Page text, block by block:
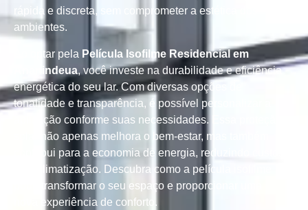
rápida e discreta, sem comprometer a estética dos
ambientes.
Ao optar pela Película Isofilme Residencial em
Ananindeua, você investe na durabilidade e eficiência
energética do seu lar. Com diversas opções de
tonalidade e transparência, é possível personalizar a
aplicação conforme suas necessidades. Essa proteção
solar não apenas melhora o bem-estar, mas também
contribui para a economia de energia, reduzindo custos
com climatização. Descubra como a película isofilme
pode transformar o seu espaço e proporcionar uma
nova experiência de conforto.